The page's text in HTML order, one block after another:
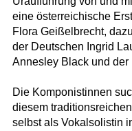
eine österreichische
Flora Geißelbrecht,
der Deutschen Ingrid
Annesley Black und
Die Komponistinnen
diesem
selbst als Vokalsolistin